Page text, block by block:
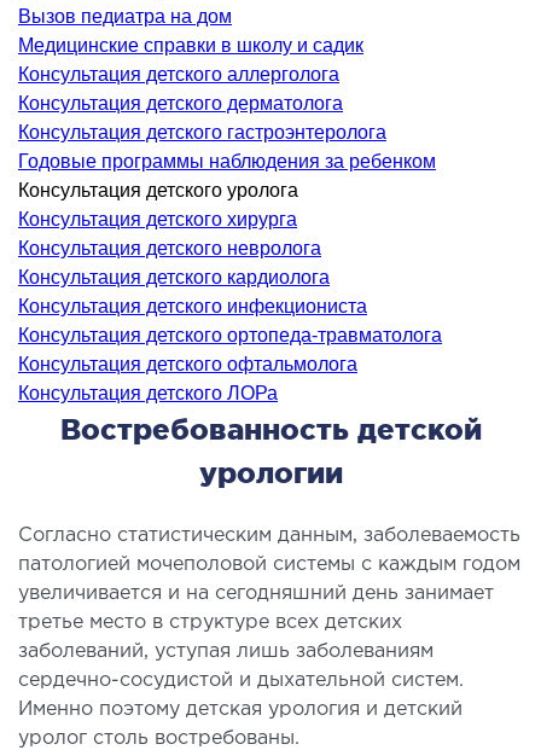
и нутрициология
терапия
помощь
ЗАБОЛЕВАНИЯ
горла и гортани
носа
И ЛОР-ХИРУРГИЯ
лечение полости носа и
пазух
лечение заболеваний и
гортани и глотки
лечение храпа
Вызов педиатра на дом
Медицинские справки в школу и садик
Консультация детского аллерголога
Консультация детского дерматолога
Консультация детского гастроэнтеролога
Годовые программы наблюдения за ребенком
Консультация детского уролога
Консультация детского хирурга
Консультация детского невролога
Консультация детского кардиолога
Консультация детского инфекциониста
Консультация детского ортопеда-травматолога
Консультация детского офтальмолога
Консультация детского ЛОРа
Востребованность детской
урологии
Согласно статистическим данным, заболеваемость
патологией мочеполовой системы с каждым годом
увеличивается и на сегодняшний день занимает
третье место в структуре всех детских
заболеваний, уступая лишь заболеваниям
сердечно-сосудистой и дыхательной систем.
Именно поэтому детская урология и детский
уролог столь востребованы.